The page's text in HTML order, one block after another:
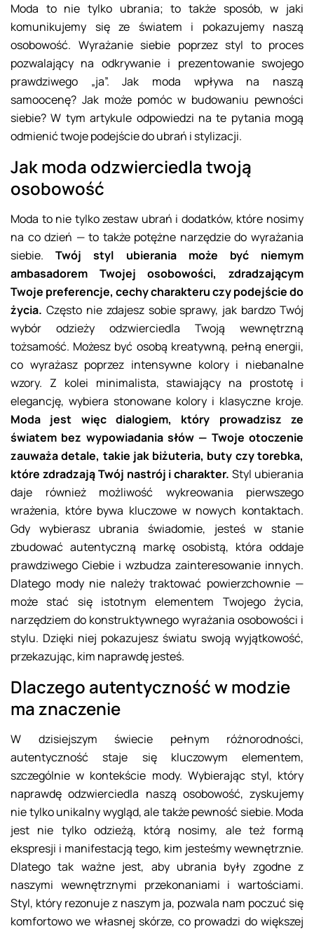
Moda to nie tylko ubrania; to także sposób, w jaki
komunikujemy się ze światem i pokazujemy naszą
osobowość. Wyrażanie siebie poprzez styl to proces
pozwalający na odkrywanie i prezentowanie swojego
prawdziwego „ja”. Jak moda wpływa na naszą
samoocenę? Jak może pomóc w budowaniu pewności
siebie? W tym artykule odpowiedzi na te pytania mogą
odmienić twoje podejście do ubrań i stylizacji.
Jak moda odzwierciedla twoją
osobowość
Moda to nie tylko zestaw ubrań i dodatków, które nosimy
na co dzień — to także potężne narzędzie do wyrażania
siebie.Twój styl ubierania może być niemym
ambasadorem Twojej osobowości, zdradzającym
Twoje preferencje, cechy charakteru czy podejście do
życia. Często nie zdajesz sobie sprawy, jak bardzo Twój
wybór odzieży odzwierciedla Twoją wewnętrzną
tożsamość. Możesz być osobą kreatywną, pełną energii,
co wyrażasz poprzez intensywne kolory i niebanalne
wzory. Z kolei minimalista, stawiający na prostotę i
elegancję, wybiera stonowane kolory i klasyczne kroje.
Moda jest więc dialogiem, który prowadzisz ze
światem bez wypowiadania słów — Twoje otoczenie
zauważa detale, takie jak biżuteria, buty czy torebka,
które zdradzają Twój nastrój i charakter. Styl ubierania
daje również możliwość wykreowania pierwszego
wrażenia, które bywa kluczowe w nowych kontaktach.
Gdy wybierasz ubrania świadomie, jesteś w stanie
zbudować autentyczną markę osobistą, która oddaje
prawdziwego Ciebie i wzbudza zainteresowanie innych.
Dlatego mody nie należy traktować powierzchownie —
może stać się istotnym elementem Twojego życia,
narzędziem do konstruktywnego wyrażania osobowości i
stylu. Dzięki niej pokazujesz światu swoją wyjątkowość,
przekazując, kim naprawdę jesteś.
Dlaczego autentyczność w modzie
ma znaczenie
W dzisiejszym świecie pełnym różnorodności,
autentyczność staje się kluczowym elementem,
szczególnie w kontekście mody. Wybierając styl, który
naprawdę odzwierciedla naszą osobowość, zyskujemy
nie tylko unikalny wygląd, ale także pewność siebie. Moda
jest nie tylko odzieżą, którą nosimy, ale też formą
ekspresji i manifestacją tego, kim jesteśmy wewnętrznie.
Dlatego tak ważne jest, aby ubrania były zgodne z
naszymi wewnętrznymi przekonaniami i wartościami.
Styl, który rezonuje z naszym ja, pozwala nam poczuć się
komfortowo we własnej skórze, co prowadzi do większej